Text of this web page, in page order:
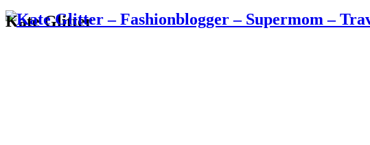
Kate Glitter